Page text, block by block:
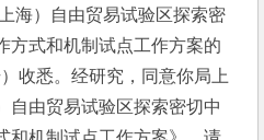
方式和机制试点工作方案的
收悉。经研究，同意你局上
自由贸易试验区探索密切中